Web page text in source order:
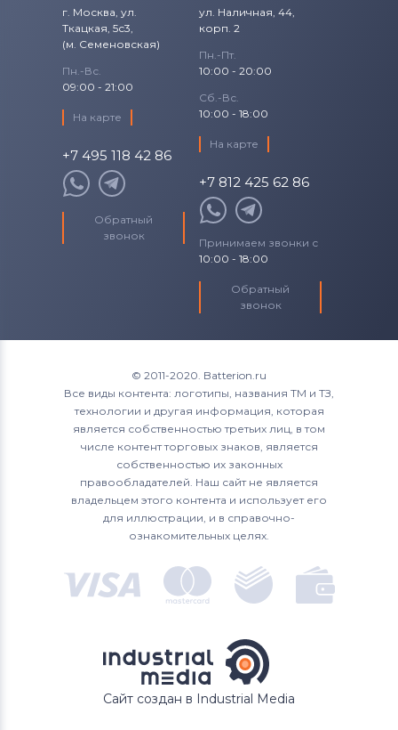
г. Москва, ул.
Ткацкая, 5с3,
(м. Семеновская)
Пн.-Вс.
09:00 - 21:00
На карте
+7 495 118 42 86
Обратный
звонок
ул. Наличная, 44,
корп. 2
Пн.-Пт.
10:00 - 20:00
Сб.-Вс.
10:00 - 18:00
На карте
+7 812 425 62 86
Принимаем звонки с
10:00 - 18:00
Обратный
звонок
© 2011-2020. Batterion.ru
Все виды контента: логотипы, названия ТМ и ТЗ,
технологии и другая информация, которая
является собственностью третьих лиц, в том
числе контент торговых знаков, является
собственностью их законных
правообладателей. Наш сайт не является
владельцем этого контента и использует его
для иллюстрации, и в справочно-
ознакомительных целях.
Сайт создан в Industrial Media